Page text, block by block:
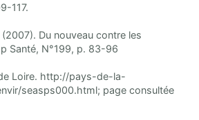
117.
Du nouveau contre les
Santé, N°199, p. 83-96
Loire. http://pays-de-la-
seasps000.html; page consultée